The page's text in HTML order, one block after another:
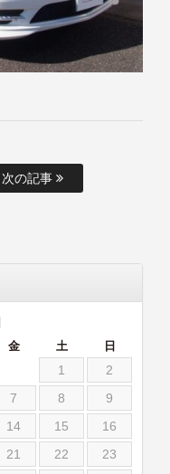
次の記事
金 土 日
1
2
7 8
9
14 15
16
21 22
23